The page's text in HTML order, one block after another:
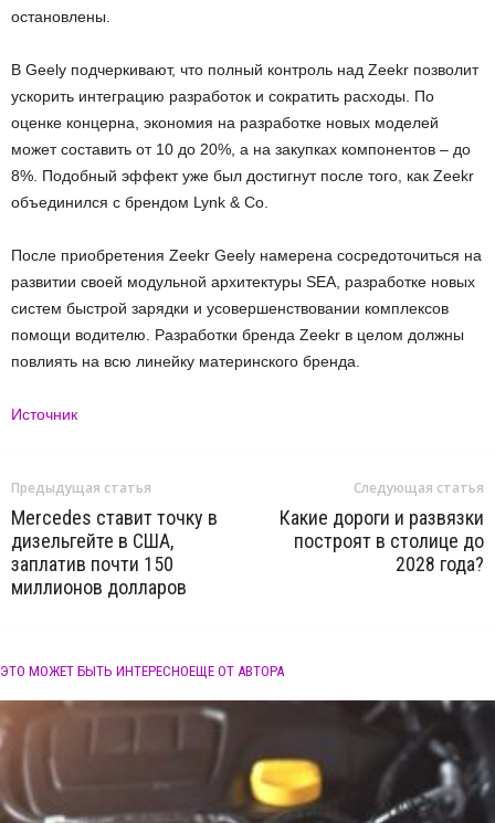
остановлены.
В Geely подчеркивают, что полный контроль над Zeekr позволит
ускорить интеграцию разработок и сократить расходы. По
оценке концерна, экономия на разработке новых моделей
может составить от 10 до 20%, а на закупках компонентов – до
8%. Подобный эффект уже был достигнут после того, как Zeekr
объединился с брендом Lynk & Co.
После приобретения Zeekr Geely намерена сосредоточиться на
развитии своей модульной архитектуры SEA, разработке новых
систем быстрой зарядки и усовершенствовании комплексов
помощи водителю. Разработки бренда Zeekr в целом должны
повлиять на всю линейку материнского бренда.
Источник
Предыдущая статья
Mercedes ставит точку в
дизельгейте в США,
заплатив почти 150
миллионов долларов
Следующая статья
Какие дороги и развязки
построят в столице до
2028 года?
ЭТО МОЖЕТ БЫТЬ ИНТЕРЕСНОЕЩЕ ОТ АВТОРА